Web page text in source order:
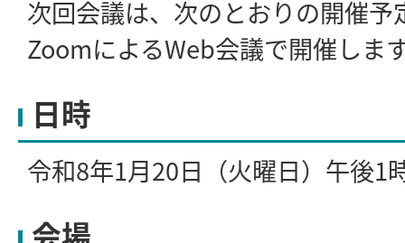
次回会議は、次のとおりの開催予
ZoomによるWeb会議で開催しま
日時
令和8年1月20日（火曜日）午後1
会場